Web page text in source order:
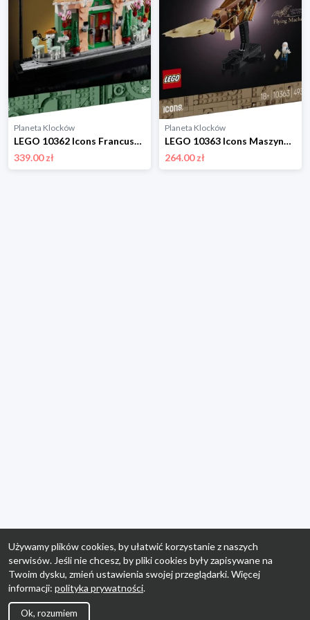
Planeta Klocków
LEGO 10362 Icons Francuska kawiarenka Lego
339.00 zł
Planeta Klocków
LEGO 10363 Icons Maszyna latająca Leonarda da Vinci Lego
264.00 zł
Używamy plików cookies, by ułatwić korzystanie z naszych
serwisów. Jeśli nie chcesz, by pliki cookies były zapisywane na
Twoim dysku, zmień ustawienia swojej przeglądarki. Więcej
informacji: polityka prywatności.
Ok, rozumiem